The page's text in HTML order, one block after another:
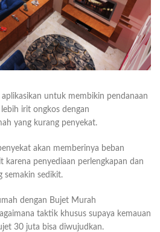
aplikasikan untuk membikin pendanaan
irit ongkos dengan
yang kurang penyekat.
akan memberinya beban
karena penyediaan perlengkapan dan
semakin sedikit.
dengan Bujet Murah
taktik khusus supaya kemauan
30 juta bisa diwujudkan.